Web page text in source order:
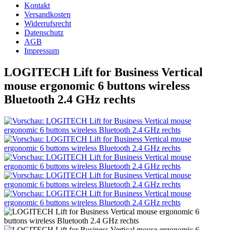
Kontakt
Versandkosten
Widerrufsrecht
Datenschutz
AGB
Impressum
LOGITECH Lift for Business Vertical
mouse ergonomic 6 buttons wireless
Bluetooth 2.4 GHz rechts